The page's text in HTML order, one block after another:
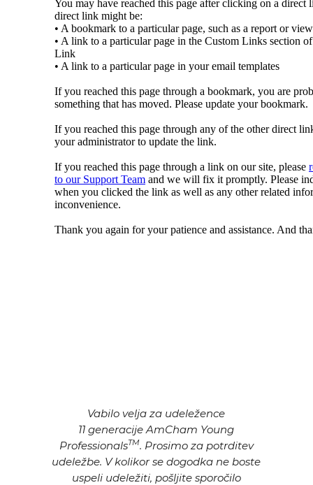
Vabilo velja za udeležence
11 generacije AmCham Young
ProfessionalsTM. Prosimo za potrditev
udeležbe. V kolikor se dogodka ne boste
uspeli udeležiti, pošljite sporočilo